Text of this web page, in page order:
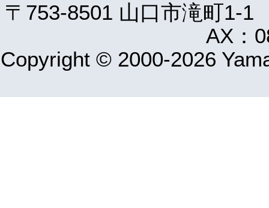
〒753-8501 山口市滝町1-
AX：
Copyright © 2000-2026